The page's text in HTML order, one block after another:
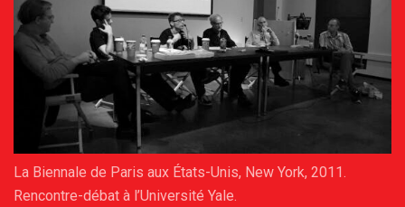
La Biennale de Paris aux États-Unis, New York, 2011.
Rencontre-débat à l’Université Yale.